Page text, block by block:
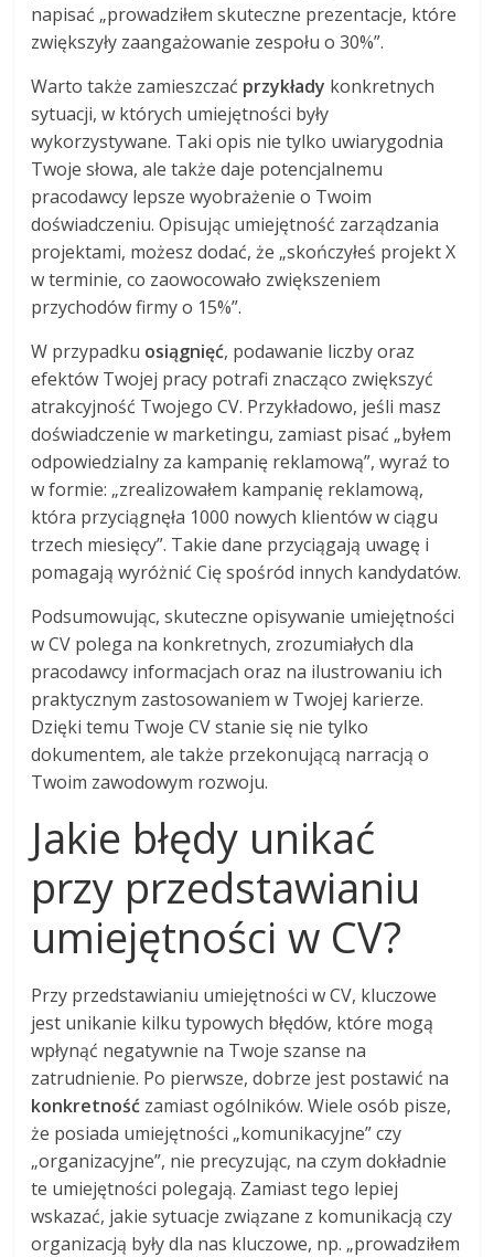
napisać „prowadziłem skuteczne prezentacje, które
zwiększyły zaangażowanie zespołu o 30%”.
Warto także zamieszczać przykłady konkretnych
sytuacji, w których umiejętności były
wykorzystywane. Taki opis nie tylko uwiarygodnia
Twoje słowa, ale także daje potencjalnemu
pracodawcy lepsze wyobrażenie o Twoim
doświadczeniu. Opisując umiejętność zarządzania
projektami, możesz dodać, że „skończyłeś projekt X
w terminie, co zaowocowało zwiększeniem
przychodów firmy o 15%”.
W przypadku osiągnięć, podawanie liczby oraz
efektów Twojej pracy potrafi znacząco zwiększyć
atrakcyjność Twojego CV. Przykładowo, jeśli masz
doświadczenie w marketingu, zamiast pisać „byłem
odpowiedzialny za kampanię reklamową”, wyraź to
w formie: „zrealizowałem kampanię reklamową,
która przyciągnęła 1000 nowych klientów w ciągu
trzech miesięcy”. Takie dane przyciągają uwagę i
pomagają wyróżnić Cię spośród innych kandydatów.
Podsumowując, skuteczne opisywanie umiejętności
w CV polega na konkretnych, zrozumiałych dla
pracodawcy informacjach oraz na ilustrowaniu ich
praktycznym zastosowaniem w Twojej karierze.
Dzięki temu Twoje CV stanie się nie tylko
dokumentem, ale także przekonującą narracją o
Twoim zawodowym rozwoju.
Jakie błędy unikać
przy przedstawianiu
umiejętności w CV?
Przy przedstawianiu umiejętności w CV, kluczowe
jest unikanie kilku typowych błędów, które mogą
wpłynąć negatywnie na Twoje szanse na
zatrudnienie. Po pierwsze, dobrze jest postawić na
konkretność zamiast ogólników. Wiele osób pisze,
że posiada umiejętności „komunikacyjne” czy
„organizacyjne”, nie precyzując, na czym dokładnie
te umiejętności polegają. Zamiast tego lepiej
wskazać, jakie sytuacje związane z komunikacją czy
organizacją były dla nas kluczowe, np. „prowadziłem